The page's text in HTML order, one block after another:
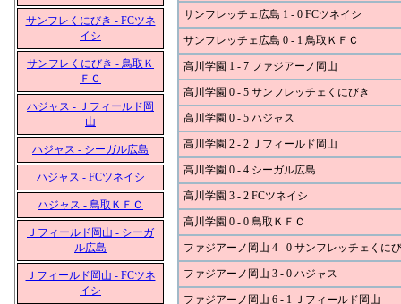
サンフレくにびき - FCツネ
イシ
サンフレくにびき - 鳥取Ｋ
ＦＣ
ハジャス - Ｊフィールド岡
山
ハジャス - シーガル広島
ハジャス - FCツネイシ
ハジャス - 鳥取ＫＦＣ
Ｊフィールド岡山 - シーガ
ル広島
Ｊフィールド岡山 - FCツネ
イシ
サンフレッチェ広島 1 - 0 FCツネイシ
サンフレッチェ広島 0 - 1 鳥取ＫＦＣ
高川学園 1 - 7 ファジアーノ岡山
高川学園 0 - 5 サンフレッチェくにびき
高川学園 0 - 5 ハジャス
高川学園 2 - 2 Ｊフィールド岡山
高川学園 0 - 4 シーガル広島
高川学園 3 - 2 FCツネイシ
高川学園 0 - 0 鳥取ＫＦＣ
ファジアーノ岡山 4 - 0 サンフレッチェくに
ファジアーノ岡山 3 - 0 ハジャス
ファジアーノ岡山 6 - 1 Ｊフィールド岡山